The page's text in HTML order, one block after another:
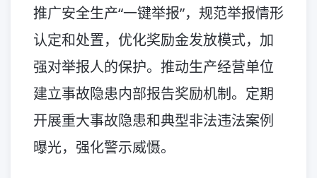
推广安全生产“一键举报”，规范举报情形
认定和处置，优化奖励金发放模式，加
强对举报人的保护。推动生产经营单位
建立事故隐患内部报告奖励机制。定期
开展重大事故隐患和典型非法违法案例
曝光，强化警示威慑。